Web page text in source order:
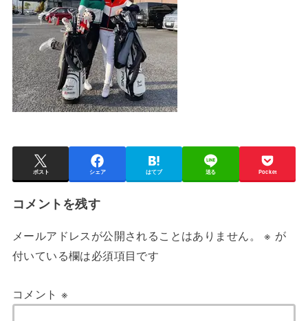
ポスト シェア はてブ 送る Pocket
コメントを残す
メールアドレスが公開されることはありません。 ※ が
付いている欄は必須項目です
コメント ※